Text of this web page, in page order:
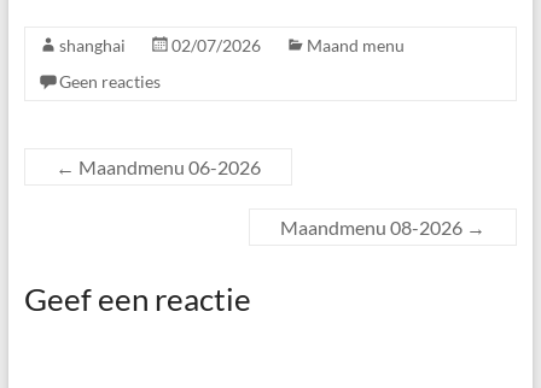
shanghai 02/07/2026
Maand menu
Geen reacties
← Maandmenu 06-2026
Maandmenu 08-2026 →
Geef een reactie